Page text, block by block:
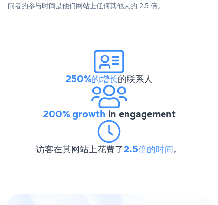
问者的参与时间是他们网站上任何其他人的 2.5 倍。
250%的增长的联系人
200% growth in engagement
访客在其网站上花费了2.5倍的时间。